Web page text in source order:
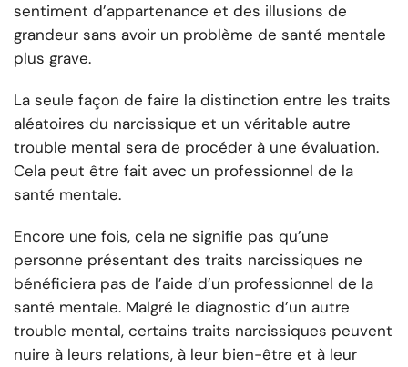
sentiment d’appartenance et des illusions de
grandeur sans avoir un problème de santé mentale
plus grave.
La seule façon de faire la distinction entre les traits
aléatoires du narcissique et un véritable autre
trouble mental sera de procéder à une évaluation.
Cela peut être fait avec un professionnel de la
santé mentale.
Encore une fois, cela ne signifie pas qu’une
personne présentant des traits narcissiques ne
bénéficiera pas de l’aide d’un professionnel de la
santé mentale. Malgré le diagnostic d’un autre
trouble mental, certains traits narcissiques peuvent
nuire à leurs relations, à leur bien-être et à leur